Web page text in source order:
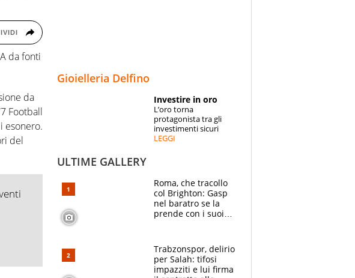
ESPERTI
da fonti
da
Football
esonero.
del
Gioielleria Delfino
Investire in oro
L’oro torna
protagonista tra gli
investimenti sicuri
LEGGI
ULTIME GALLERY
Roma, che tracollo
col Brighton: Gasp
nel baratro se la
prende con i suoi
Trabzonspor, delirio
per Salah: tifosi
impazziti e lui firma